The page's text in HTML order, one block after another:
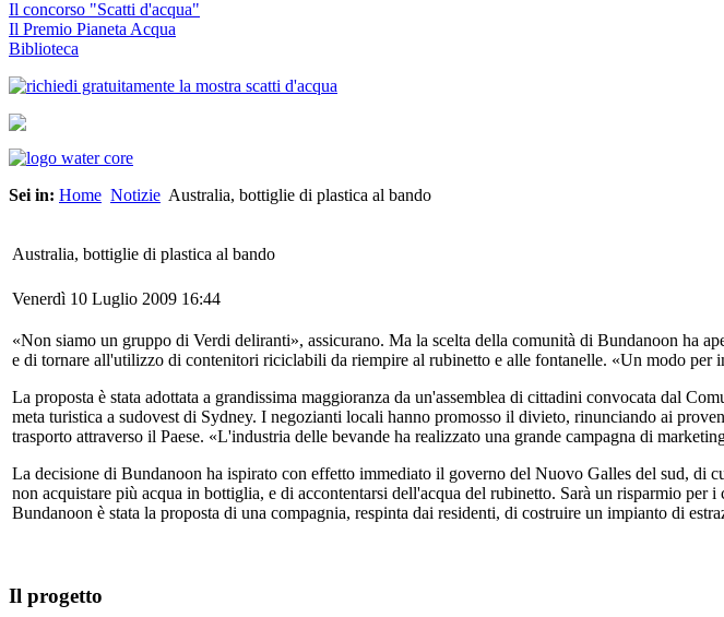
Il concorso "Scatti d'acqua"
Il Premio Pianeta Acqua
Biblioteca
Sei in: Home Notizie Australia, bottiglie di plastica al bando
Australia, bottiglie di plastica al bando
Venerdì 10 Luglio 2009 16:44
«Non siamo un gruppo di Verdi deliranti», assicurano. Ma la scelta della comunità di Bundanoon ha
e di tornare all'utilizzo di contenitori riciclabili da riempire al rubinetto e alle fontanelle. «Un modo per
La proposta è stata adottata a grandissima maggioranza da un'assemblea di cittadini convocata dal
meta turistica a sudovest di Sydney. I negozianti locali hanno promosso il divieto, rinunciando ai
trasporto attraverso il Paese. «L'industria delle bevande ha realizzato una grande campagna di
La decisione di Bundanoon ha ispirato con effetto immediato il governo del Nuovo Galles del sud, di
non acquistare più acqua in bottiglia, e di accontentarsi dell'acqua del rubinetto. Sarà un risparmio
Bundanoon è stata la proposta di una compagnia, respinta dai residenti, di costruire un impianto di
Il progetto